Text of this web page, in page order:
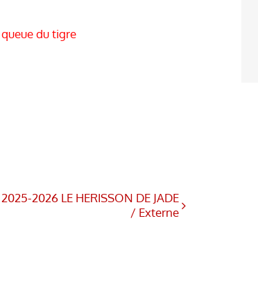
du tigre
2026 LE HERISSON DE JADE
/ Externe